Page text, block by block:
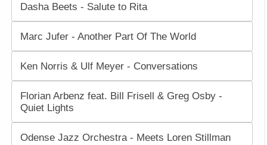
Dasha Beets - Salute to Rita
Marc Jufer - Another Part Of The World
Ken Norris & Ulf Meyer - Conversations
Florian Arbenz feat. Bill Frisell & Greg Osby -
Quiet Lights
Odense Jazz Orchestra - Meets Loren Stillman